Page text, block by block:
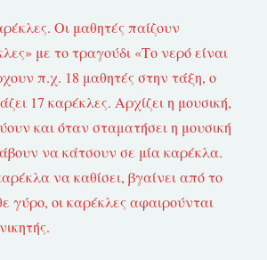
Οι μαθητές παίζουν
με το τραγούδι «Το νερό είναι
π.χ. 18 μαθητές στην τάξη, ο
17 καρέκλες. Αρχίζει η μουσική,
και όταν σταματήσει η μουσική
να κάτσουν σε μία καρέκλα.
να καθίσει, βγαίνει από το
γύρο, οι καρέκλες αφαιρούνται